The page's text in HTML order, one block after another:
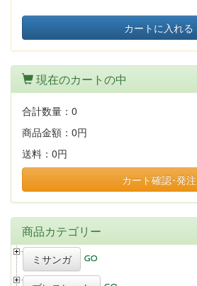
カートに入れる
現在のカートの中
合計数量： 0
商品金額： 0円
送料： 0円
カート確認･発注
商品カテゴリー
ミサンガ